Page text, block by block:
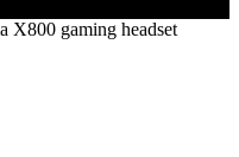
X800 gaming headset